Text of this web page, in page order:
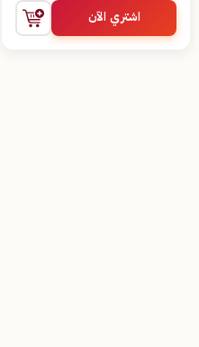
اشتري الآن